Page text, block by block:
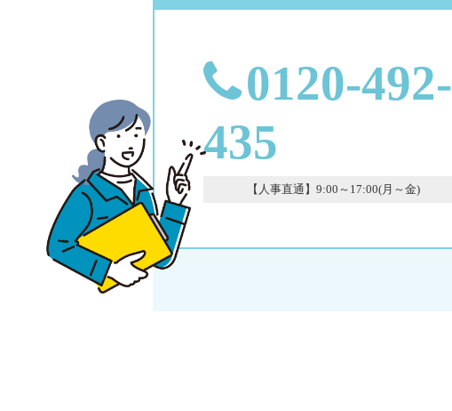
0120-492-
435
【人事直通】9:00～17:00(月～金)